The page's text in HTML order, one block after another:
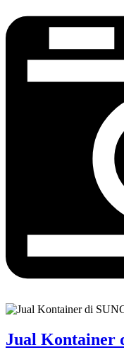
Jual Kontainer